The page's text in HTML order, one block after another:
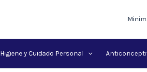
Higiene y Cuidado Personal